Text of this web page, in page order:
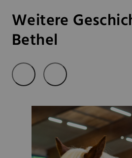
Weitere
Bethel